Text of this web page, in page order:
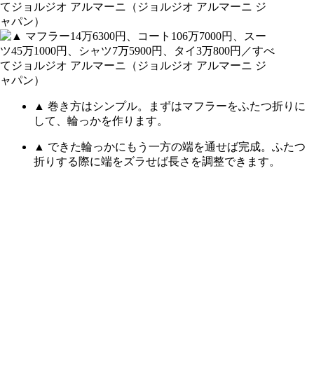
▲ 巻き方はシンプル。まずはマフラーをふたつ折りに
して、輪っかを作ります。
▲ できた輪っかにもう一方の端を通せば完成。ふたつ
折りする際に端をズラせば長さを調整できます。